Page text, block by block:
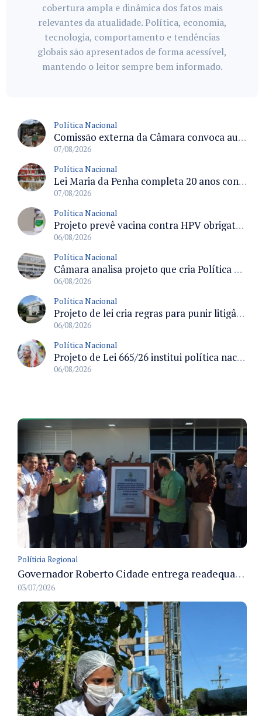
cobertura ampla e dinâmica dos fatos mais
relevantes da atualidade. Política, economia,
tecnologia, comportamento e tendências
globais são apresentados de forma acessível,
mantendo o leitor sempre bem informado.
Política Nacional
Comissão externa da Câmara convoca audiência pública sobre chuvas na Zona da Mata de Minas Gerais e impactos em Juiz de Fora
07/08/2026
Política Nacional
Lei Maria da Penha completa 20 anos consolidada como norma de proteção e medidas protetivas no Brasil
07/08/2026
Política Nacional
Projeto prevê vacina contra HPV obrigatória e testes moleculares para rastreamento do câncer do colo do útero
06/08/2026
Política Nacional
Câmara analisa projeto que cria Política Nacional de Qualificação e Valorização da Preceptoria na Residência Médica
06/08/2026
Política Nacional
Projeto de lei cria regras para punir litigância abusiva reversa e integrar sistemas do Judiciário
06/08/2026
Política Nacional
Projeto de Lei 665/26 institui política nacional para prevenção ao transfeminicídio e prevê medidas de proteção e reparação
06/08/2026
Políticia Regional
Governador Roberto Cidade entrega readequação do ambulatório da FCecon e amplia capacidade de atendimento oncológico em Manaus
03/07/2026